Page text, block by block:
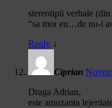
stereotipii verbale
“sa mor eu…de nu-i
Reply ↓
Ciprian
Draga Adrian,
este amuzanta